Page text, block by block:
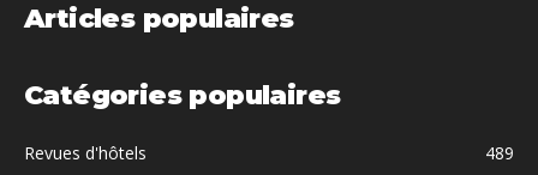
Articles populaires
Catégories populaires
Revues d'hôtels
489